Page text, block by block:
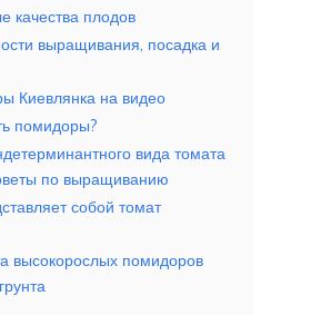
качества плодов
выращивания, посадка и
Киевлянка на видео
помидоры?
вида томата
по выращиванию
собой томат
высокорослых помидоров